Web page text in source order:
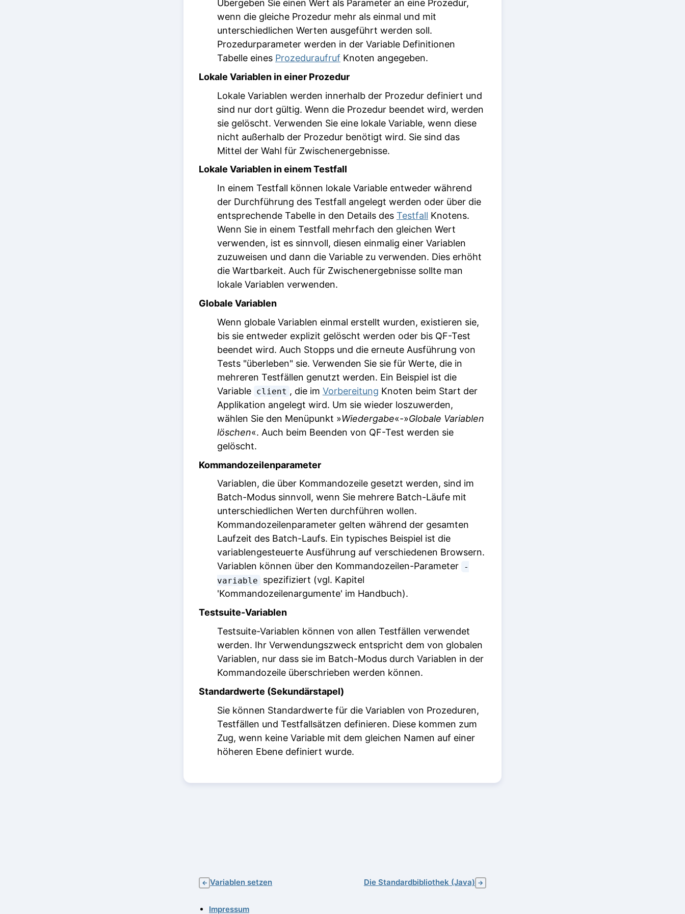
Übergeben Sie einen Wert als Parameter an eine Prozedur,
wenn die gleiche Prozedur mehr als einmal und mit
unterschiedlichen Werten ausgeführt werden soll.
Prozedurparameter werden in der Variable Definitionen
Tabelle eines Prozeduraufruf Knoten angegeben.
Lokale Variablen in einer Prozedur
Lokale Variablen werden innerhalb der Prozedur definiert und
sind nur dort gültig. Wenn die Prozedur beendet wird, werden
sie gelöscht. Verwenden Sie eine lokale Variable, wenn diese
nicht außerhalb der Prozedur benötigt wird. Sie sind das
Mittel der Wahl für Zwischenergebnisse.
Lokale Variablen in einem Testfall
In einem Testfall können lokale Variable entweder während
der Durchführung des Testfall angelegt werden oder über die
entsprechende Tabelle in den Details des Testfall Knotens.
Wenn Sie in einem Testfall mehrfach den gleichen Wert
verwenden, ist es sinnvoll, diesen einmalig einer Variablen
zuzuweisen und dann die Variable zu verwenden. Dies erhöht
die Wartbarkeit. Auch für Zwischenergebnisse sollte man
lokale Variablen verwenden.
Globale Variablen
Wenn globale Variablen einmal erstellt wurden, existieren sie,
bis sie entweder explizit gelöscht werden oder bis QF-Test
beendet wird. Auch Stopps und die erneute Ausführung von
Tests "überleben" sie. Verwenden Sie sie für Werte, die in
mehreren Testfällen genutzt werden. Ein Beispiel ist die
Variable client , die im Vorbereitung Knoten beim Start der
Applikation angelegt wird. Um sie wieder loszuwerden,
wählen Sie den Menüpunkt »Wiedergabe«-»Globale Variablen
löschen«. Auch beim Beenden von QF-Test werden sie
gelöscht.
Kommandozeilenparameter
Variablen, die über Kommandozeile gesetzt werden, sind im
Batch-Modus sinnvoll, wenn Sie mehrere Batch-Läufe mit
unterschiedlichen Werten durchführen wollen.
Kommandozeilenparameter gelten während der gesamten
Laufzeit des Batch-Laufs. Ein typisches Beispiel ist die
variablengesteuerte Ausführung auf verschiedenen Browsern.
Variablen können über den Kommandozeilen-Parameter
-
variable
spezifiziert (vgl. Kapitel
'Kommandozeilenargumente' im Handbuch).
Testsuite-Variablen
Testsuite-Variablen können von allen Testfällen verwendet
werden. Ihr Verwendungszweck entspricht dem von globalen
Variablen, nur dass sie im Batch-Modus durch Variablen in der
Kommandozeile überschrieben werden können.
Standardwerte (Sekundärstapel)
Sie können Standardwerte für die Variablen von Prozeduren,
Testfällen und Testfallsätzen definieren. Diese kommen zum
Zug, wenn keine Variable mit dem gleichen Namen auf einer
höheren Ebene definiert wurde.
← Variablen setzen Die Standardbibliothek (Java) →
Impressum